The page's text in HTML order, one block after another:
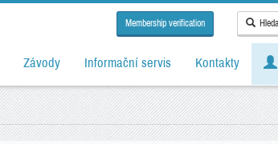
Membership verification
Závody Informační servis Kontakty